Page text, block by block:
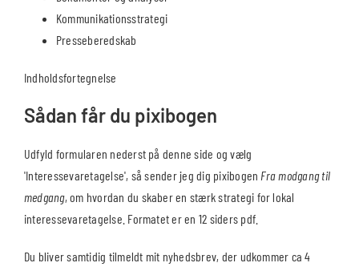
Kommunikationsstrategi
Presseberedskab
Indholdsfortegnelse
Sådan får du pixibogen
Udfyld formularen nederst på denne side og vælg
'Interessevaretagelse', så sender jeg dig pixibogen Fra modgang til
medgang, om hvordan du skaber en stærk strategi for lokal
interessevaretagelse. Formatet er en 12 siders pdf.
Du bliver samtidig tilmeldt mit nyhedsbrev, der udkommer ca 4